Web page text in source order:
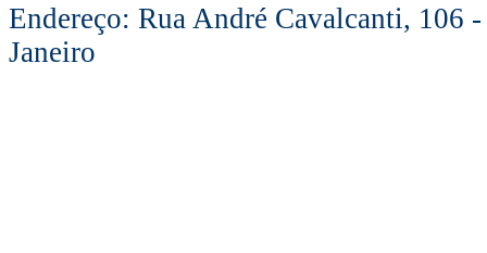
Endereço: Rua André Cavalcanti, 106
Janeiro